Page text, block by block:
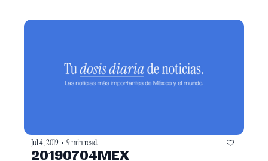
Jul 4, 2019 • 9 min read
20190704MEX